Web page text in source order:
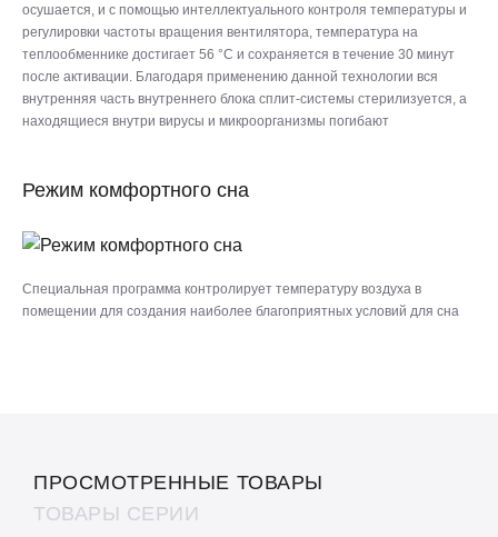
осушается, и с помощью интеллектуального контроля температуры и
регулировки частоты вращения вентилятора, температура на
теплообменнике достигает 56 °С и сохраняется в течение 30 минут
после активации. Благодаря применению данной технологии вся
внутренняя часть внутреннего блока сплит-системы стерилизуется, а
находящиеся внутри вирусы и микроорганизмы погибают
Режим комфортного сна
Специальная программа контролирует температуру воздуха в
помещении для создания наиболее благоприятных условий для сна
ПРОСМОТРЕННЫЕ ТОВАРЫ
ТОВАРЫ СЕРИИ